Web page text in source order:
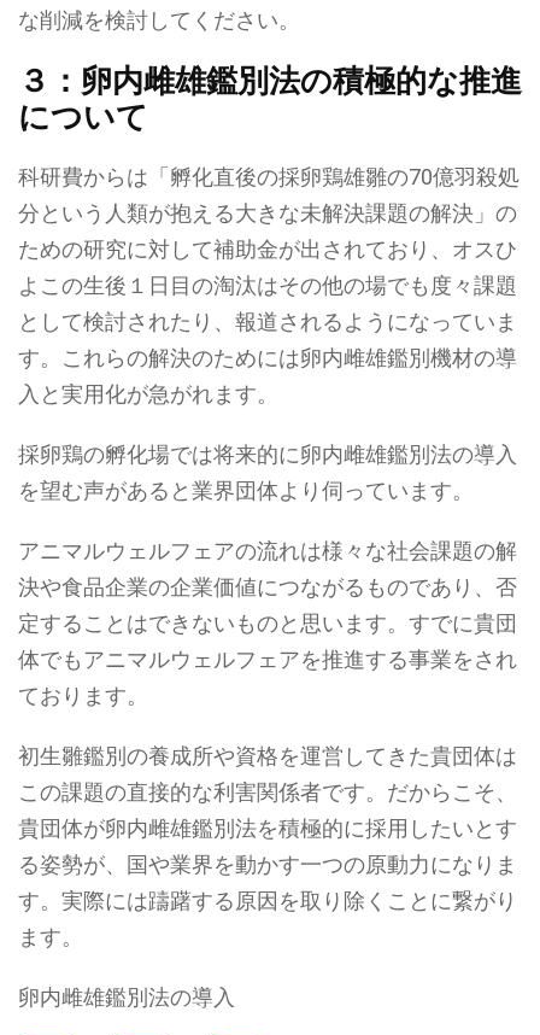
な削減を検討してください。
３：卵内雌雄鑑別法の積極的な推進
について
科研費からは「孵化直後の採卵鶏雄雛の70億羽殺処
分という人類が抱える大きな未解決課題の解決」の
ための研究に対して補助金が出されており、オスひ
よこの生後１日目の淘汰はその他の場でも度々課題
として検討されたり、報道されるようになっていま
す。これらの解決のためには卵内雌雄鑑別機材の導
入と実用化が急がれます。
採卵鶏の孵化場では将来的に卵内雌雄鑑別法の導入
を望む声があると業界団体より伺っています。
アニマルウェルフェアの流れは様々な社会課題の解
決や食品企業の企業価値につながるものであり、否
定することはできないものと思います。すでに貴団
体でもアニマルウェルフェアを推進する事業をされ
ております。
初生雛鑑別の養成所や資格を運営してきた貴団体は
この課題の直接的な利害関係者です。だからこそ、
貴団体が卵内雌雄鑑別法を積極的に採用したいとす
る姿勢が、国や業界を動かす一つの原動力になりま
す。実際には躊躇する原因を取り除くことに繋がり
ます。
卵内雌雄鑑別法の導入